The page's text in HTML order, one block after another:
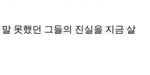
못했던 그들의 진실을 지금 살